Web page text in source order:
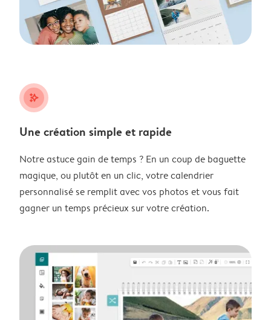
stars_plus
Une création simple et rapide
Notre astuce gain de temps ? En un coup de baguette
magique, ou plutôt en un clic, votre calendrier
personnalisé se remplit avec vos photos et vous fait
gagner un temps précieux sur votre création.